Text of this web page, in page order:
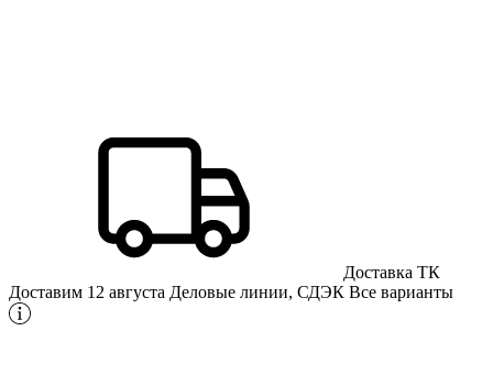
Доставка ТК
Доставим 12 августа Деловые линии, СДЭК Все варианты